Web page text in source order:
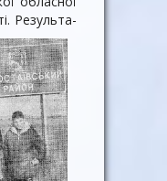
Результа­